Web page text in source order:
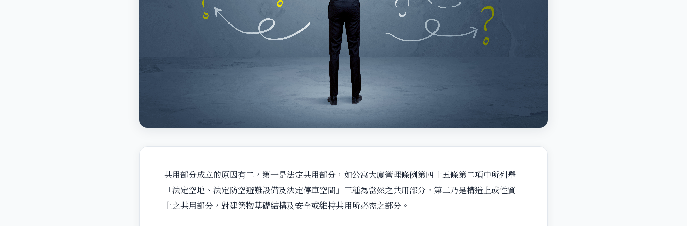
共用部分成立的原因有二，第一是法定共用部分，如公寓大廈管理條例第四十五條第二項中所列舉
「法定空地、法定防空避難設備及法定停車空間」三種為當然之共用部分。第二乃是構造上或性質
上之共用部分，對建築物基礎結構及安全或維持共用所必需之部分。